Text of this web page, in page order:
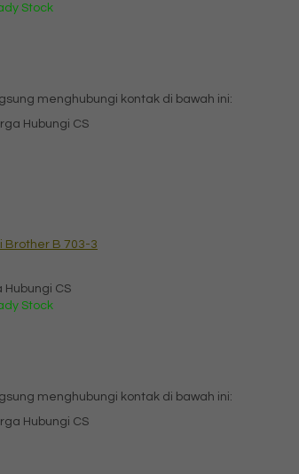
Stock
menghubungi kontak di bawah ini:
Hubungi CS
Brother B 703-3
Hubungi CS
Stock
menghubungi kontak di bawah ini:
Hubungi CS